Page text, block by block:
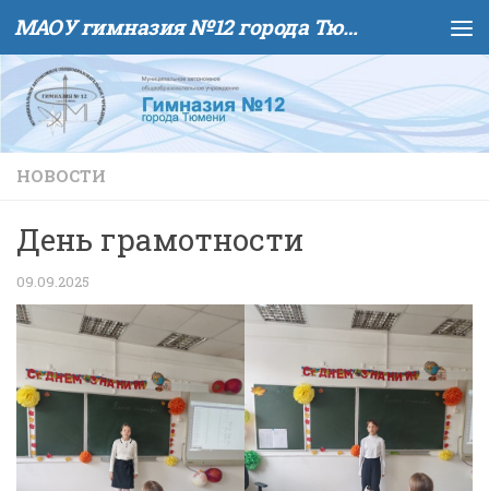
Skip to content МАОУ гимназия №12 города Тюмени
НОВОСТИ
День грамотности
09.09.2025